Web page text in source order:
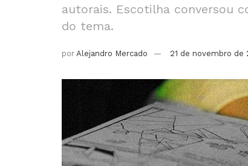
autorais. Escotilha conversou
do tema.
por Alejandro Mercado 21 de novembro de